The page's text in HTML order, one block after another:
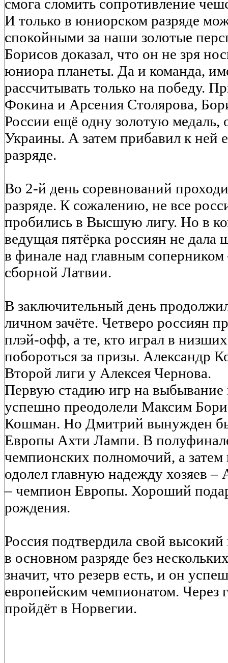
смога сломить сопротивление
И только в юниорском разряде
спокойными за наши золотые
Борисов доказал, что он не зря
юниора планеты. Да и команда,
рассчитывать только на победу.
Фокина и Арсения Столярова,
России ещё одну золотую медаль,
Украины. А затем прибавил к ней
разряде.
Во 2-й день соревнований
разряде. К сожалению, не все
пробились в Высшую лигу. Но в
ведущая пятёрка россиян не дала
в финале над главным соперником
сборной Латвии.
В заключительный день
личном зачёте. Четверо россиян
плэй-офф, а те, кто играл в
побороться за призы. Александр
Второй лиги у Алексея Чернова.
Первую стадию игр на выбывание
успешно преодолели Максим
Кошман. Но Дмитрий вынужден
Европы Ахти Лампи. В
чемпионских полномочий, а
одолел главную надежду хозяев –
– чемпион Европы. Хороший
рождения.
Россия подтвердила свой высокий
в основном разряде без
значит, что резерв есть, и он
европейским чемпионатом. Через
пройдёт в Норвегии.